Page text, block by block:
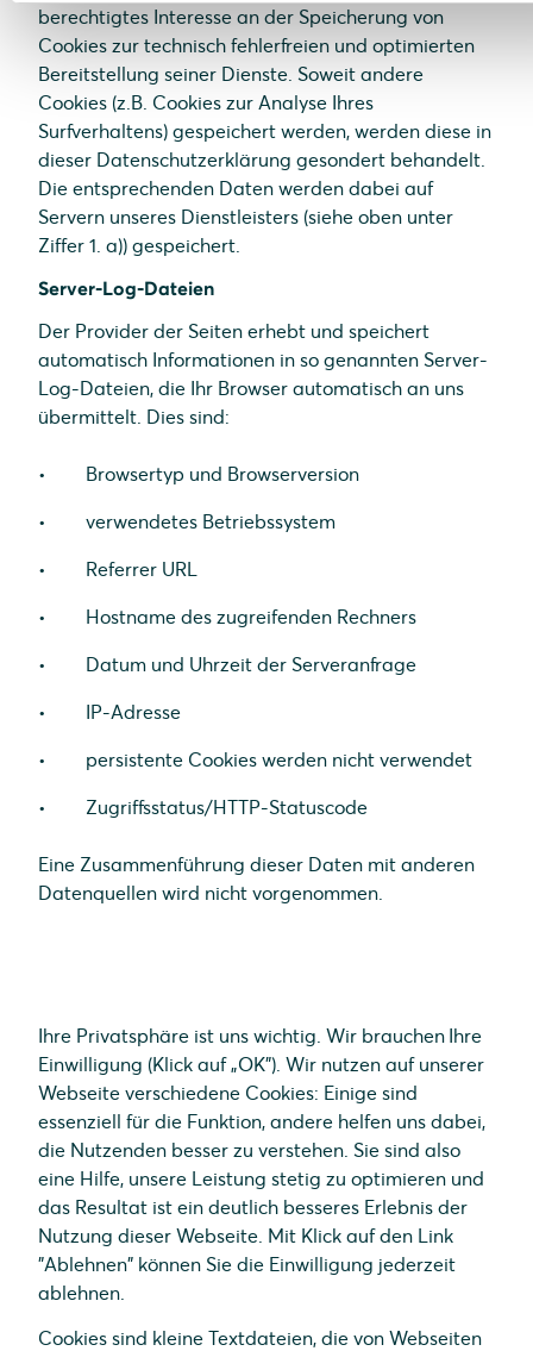
berechtigtes Interesse an der Speicherung von
Cookies zur technisch fehlerfreien und optimierten
Bereitstellung seiner Dienste. Soweit andere
Cookies (z.B. Cookies zur Analyse Ihres
Surfverhaltens) gespeichert werden, werden diese in
dieser Datenschutzerklärung gesondert behandelt.
Die entsprechenden Daten werden dabei auf
Servern unseres Dienstleisters (siehe oben unter
Ziffer 1. a)) gespeichert.
Server-Log-Dateien
Der Provider der Seiten erhebt und speichert
automatisch Informationen in so genannten Server-
Log-Dateien, die Ihr Browser automatisch an uns
übermittelt. Dies sind:
Browsertyp und Browserversion
verwendetes Betriebssystem
Referrer URL
Hostname des zugreifenden Rechners
Datum und Uhrzeit der Serveranfrage
IP-Adresse
persistente Cookies werden nicht verwendet
Zugriffsstatus/HTTP-Statuscode
Eine Zusammenführung dieser Daten mit anderen
Datenquellen wird nicht vorgenommen.
Ihre Privatsphäre ist uns wichtig. Wir brauchen Ihre
Einwilligung (Klick auf „OK”). Wir nutzen auf unserer
Webseite verschiedene Cookies: Einige sind
essenziell für die Funktion, andere helfen uns dabei,
die Nutzenden besser zu verstehen. Sie sind also
eine Hilfe, unsere Leistung stetig zu optimieren und
das Resultat ist ein deutlich besseres Erlebnis der
Nutzung dieser Webseite. Mit Klick auf den Link
"Ablehnen" können Sie die Einwilligung jederzeit
ablehnen.
Cookies sind kleine Textdateien, die von Webseiten